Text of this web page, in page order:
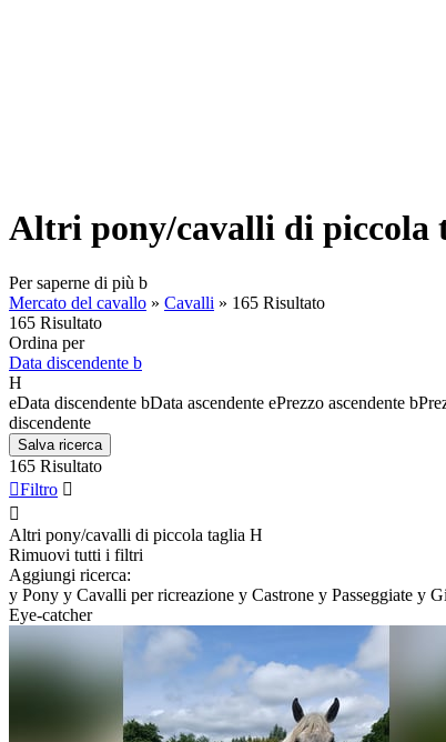
Altri pony/cavalli di piccola
Per saperne di più b
Mercato del cavallo » Cavalli » 165 Risultato
165 Risultato
Ordina per
Data discendente b
H
eData discendente bData ascendente ePrezzo ascendente b
discendente
Salva ricerca
165 Risultato
Filtro 

Altri pony/cavalli di piccola taglia H
Rimuovi tutti i filtri
Aggiungi ricerca:
y Pony y Cavalli per ricreazione y Castrone y Passeggiate y
Eye-catcher